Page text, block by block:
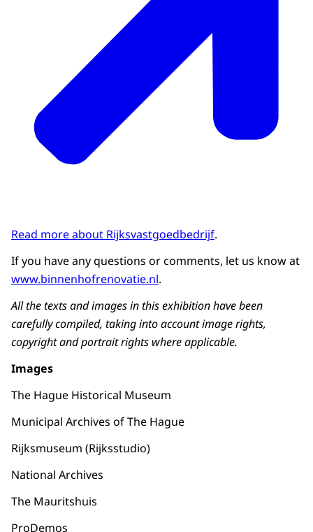
Read more about Rijksvastgoedbedrijf.
If you have any questions or comments, let us know at
www.binnenhofrenovatie.nl.
All the texts and images in this exhibition have been
carefully compiled, taking into account image rights,
copyright and portrait rights where applicable.
Images
The Hague Historical Museum
Municipal Archives of The Hague
Rijksmuseum (Rijksstudio)
National Archives
The Mauritshuis
ProDemos